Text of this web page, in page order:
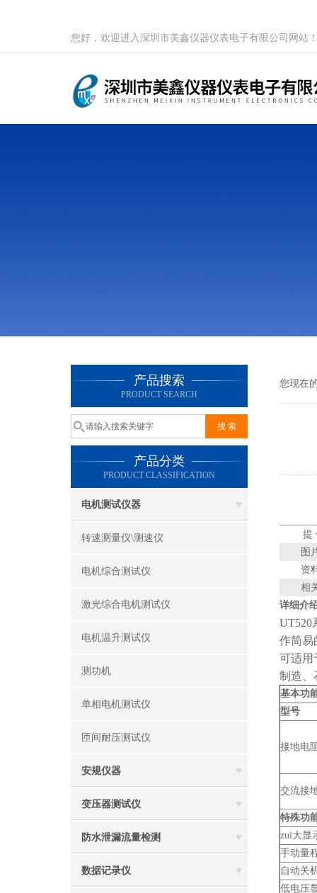
您好，欢迎进入深圳市美鑫仪器仪表电子有限公司网站
产品搜索
PRODUCT SEARCH
产品分类
PRODUCT CLASSIFICATION
电机测试仪器
转速测量仪\测速仪
电机综合测试仪
激光综合电机测试仪
电机温升测试仪
测功机
单相电机测试仪
匝间耐压测试仪
安规仪器
变压器测试仪
防水泄漏流量检测
数据记录仪
您现在
提
图
资
相
详细介
UT520
作简易
可适用
制造、
基本功
型号
接地电
交流接
特殊功
zui大显
手动量
自动关
低电压